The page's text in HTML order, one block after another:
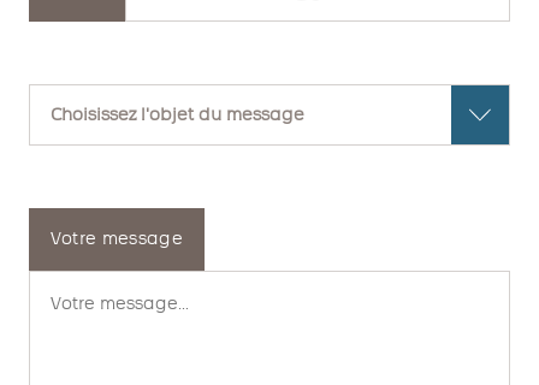
Votre message